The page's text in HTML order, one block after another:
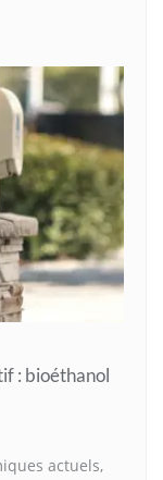
: bioéthanol
actuels,